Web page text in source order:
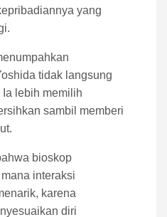
yang
tidak langsung
lebih memilih
sambil memberi
bioskop
interaksi
karena
diri